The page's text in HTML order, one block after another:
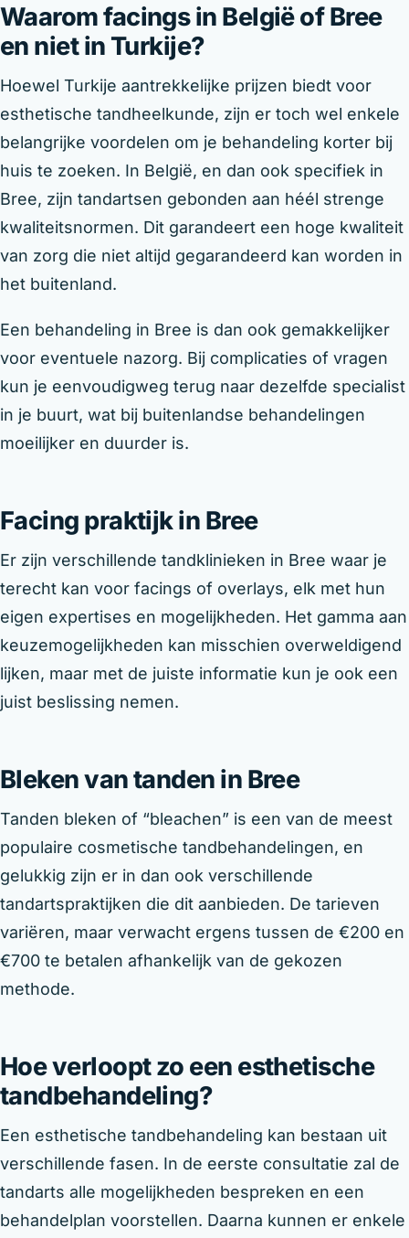
Waarom facings in België of Bree
en niet in Turkije?
Hoewel Turkije aantrekkelijke prijzen biedt voor
esthetische tandheelkunde, zijn er toch wel enkele
belangrijke voordelen om je behandeling korter bij
huis te zoeken. In België, en dan ook specifiek in
Bree, zijn tandartsen gebonden aan héél strenge
kwaliteitsnormen. Dit garandeert een hoge kwaliteit
van zorg die niet altijd gegarandeerd kan worden in
het buitenland.
Een behandeling in Bree is dan ook gemakkelijker
voor eventuele nazorg. Bij complicaties of vragen
kun je eenvoudigweg terug naar dezelfde specialist
in je buurt, wat bij buitenlandse behandelingen
moeilijker en duurder is.
Facing praktijk in Bree
Er zijn verschillende tandklinieken in Bree waar je
terecht kan voor facings of overlays, elk met hun
eigen expertises en mogelijkheden. Het gamma aan
keuzemogelijkheden kan misschien overweldigend
lijken, maar met de juiste informatie kun je ook een
juist beslissing nemen.
Bleken van tanden in Bree
Tanden bleken of “bleachen” is een van de meest
populaire cosmetische tandbehandelingen, en
gelukkig zijn er in dan ook verschillende
tandartspraktijken die dit aanbieden. De tarieven
variëren, maar verwacht ergens tussen de €200 en
€700 te betalen afhankelijk van de gekozen
methode.
Hoe verloopt zo een esthetische
tandbehandeling?
Een esthetische tandbehandeling kan bestaan uit
verschillende fasen. In de eerste consultatie zal de
tandarts alle mogelijkheden bespreken en een
behandelplan voorstellen. Daarna kunnen er enkele